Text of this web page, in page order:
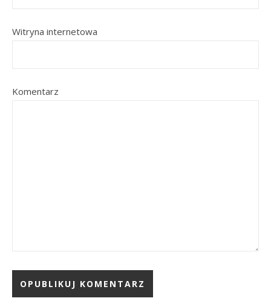
Witryna internetowa
Komentarz